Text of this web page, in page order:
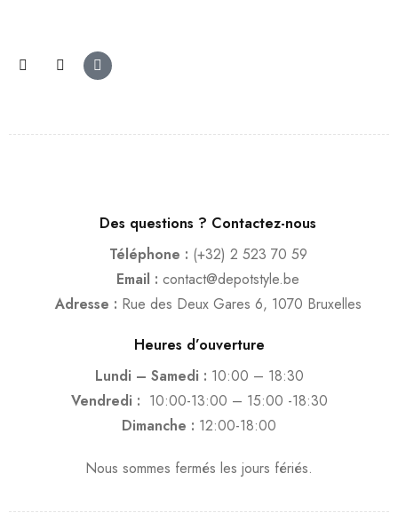
Des questions ? Contactez-nous
Téléphone : (+32) 2 523 70 59
Email : contact@depotstyle.be
Adresse : Rue des Deux Gares 6, 1070 Bruxelles
Heures d’ouverture
Lundi – Samedi : 10:00 – 18:30
Vendredi : 10:00-13:00 – 15:00 -18:30
Dimanche : 12:00-18:00
Nous sommes fermés les jours fériés.